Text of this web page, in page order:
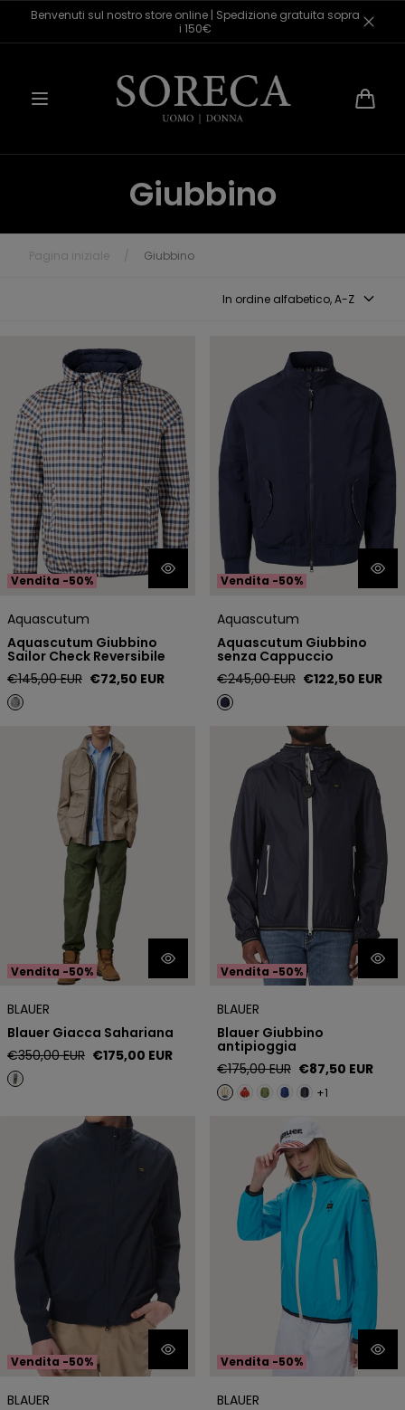
Salta al
Benvenuti sul nostro store online | Spedizione gratuita sopra
i 150€
Giubbino
Pagina iniziale / Giubbino
In ordine alfabetico, A-Z
Check Reversibile
Vendita -50%
Aquascutum
Aquascutum Giubbino
Sailor Check Reversibile
Prezzo
regolare
€145,00 EUR Prezzo
€72,50 EUR
Vendita -50%
Aquascutum
Aquascutum Giubbino
senza Cappuccio
Prezzo
regolare
€245,00 EUR Prezzo
€122,50 EUR
Blauer Giacca Sahariana
Vendita -50%
BLAUER
Blauer Giacca Sahariana
Prezzo
regolare
€350,00 EUR Prezzo
€175,00 EUR
Blauer Giubbino antipioggia
Vendita -50%
BLAUER
Blauer Giubbino
antipioggia
Prezzo
regolare
€175,00 EUR Prezzo
di
vendita
€87,50 EUR
+1
Blauer Giubbino antivento
Vendita -50%
BLAUER
Blauer Giubbino antivento
Vendita -50%
BLAUER